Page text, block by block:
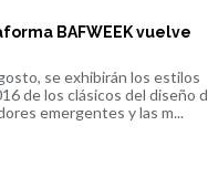
BAFWEEK vuelve
se exhibirán los estilos
de los clásicos del diseño
emergentes y las m...